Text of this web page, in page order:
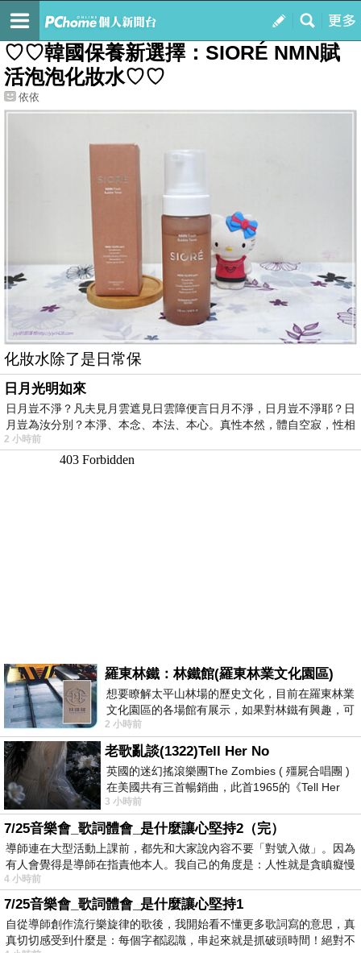
我的
最新文章
♡♡韓國保養新選擇：SIORÉ NMN賦
活泡泡化妝水♡♡
依依
化妝水除了是日常保
日月光明如來
日月豈不淨？凡夫見月雲遮見日雲障便言日月不淨，日月豈不淨耶？日
月豈為汝分別？本淨、本念、本法、本心。真性本然，體自空寂，性相
2 小時前
羅東林鐵：林鐵館(羅東林業文化園區)
想要瞭解太平山林場的歷史文化，目前在羅東林業
文化園區的各場館有展示，如果對林鐵有興趣，可
以到林鐵館。 這裡展示從山下
2 小時前
老歌亂談(1322)Tell Her No
英國的迷幻搖滾樂團The Zombies ( 殭屍合唱團 )
在美國共有三首暢銷曲，此首1965的《Tell Her
No》即為其中之一，在告示牌百大單曲
3 小時前
7/25音樂會_歌詞體會_是什麼讓心堅持2（完）
導師連在大型活動上課前，都先和大家說內容不要「對號入做」。因為
有人會覺得是導師在指責他本人。我自己的角度是：人性就是貪瞋癡慢
4 小時前
7/25音樂會_歌詞體會_是什麼讓心堅持1
自從導師創作流行樂旋律的歌後，我開始看不懂更多歌詞寫的意思，真
真切切感受到什麼是：每個字都認識，串起來就是抓破頭時間！絕對不